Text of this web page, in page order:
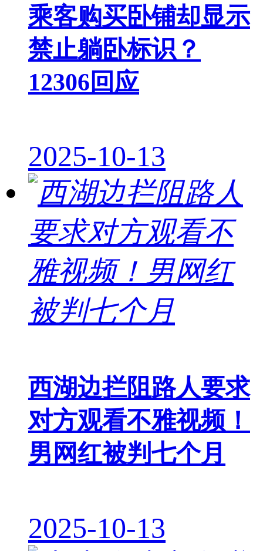
乘客购买卧铺却显示
禁止躺卧标识？
12306回应
2025-10-13
西湖边拦阻路人要求
对方观看不雅视频！
男网红被判七个月
2025-10-13